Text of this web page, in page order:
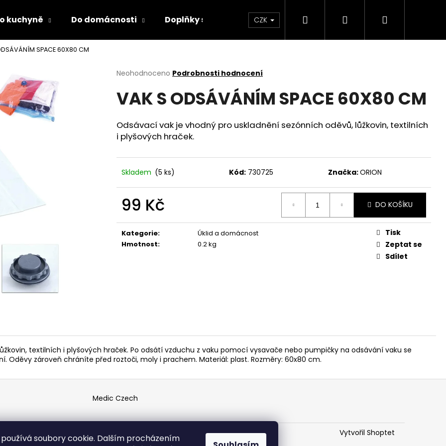
soubory cookie. Dalším procházením
kuchyně Do domácnosti Doplňky s LED světlem Zdraví Výprodej skladových
CZK Hledat PřihlášeníNákupní
SPACE 60X80 CM
Průměrné
produktu
je
z
5
hvězdiček.
Neohodnoceno Podrobnosti hodnocení
VAK S ODSÁVÁNÍM SPACE 60X80 CM
Odsávací vak je vhodný pro uskladnění sezónních oděvů, lůžkovin, textilních
i plyšových hraček.
Skladem (5 ks) Kód: 730725 Značka:ORION
99 Kč
cena:
DO KOŠÍKU
Kategorie:
Úklid a domácnost
Hmotnost: 0.2 kg
Tisk
Zeptat se
Sdílet
textilních i plyšových hraček. Po odsátí vzduchu z vaku pomocí vysavače nebo pumpičky na odsávání vaku se
Oděvy zároveň chráníte před roztoči, moly i prachem. Materiál: plast. Rozměry: 60x80 cm.
Co potřebujete najít?
HLEDAT
PROLOŽKY SADA 3 KUSY
LÁHEV NA PITÍ SKLENĚNÁ V OCHRANNÉM
POUZDRU 1000ML
Medic Czech
Vytvořil Shoptet